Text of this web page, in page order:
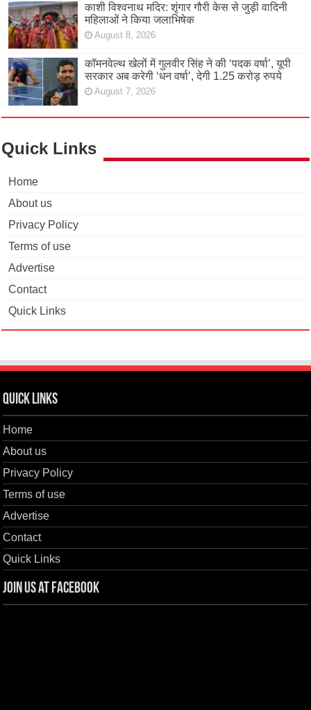
काशी विश्वनाथ मदिर: शृंगार गौरी केस से जुड़ी वादिनी
महिलाओं ने किया जलाभिषेक
August 8, 2026
कॉमनवेल्थ खेलों में गुलवीर सिंह ने की ‘पदक वर्षा’, यूपी
सरकार अब करेगी ‘धन वर्षा’, देगी 1.25 करोड़ रुपये
August 7, 2026
Quick Links
Home
About us
Privacy Policy
Terms of use
Advertise
Contact
Quick Links
Quick Links
Home
About us
Privacy Policy
Terms of use
Advertise
Contact
Quick Links
Join us at Facebook